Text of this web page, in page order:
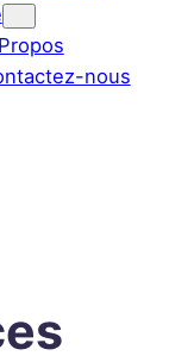
nous